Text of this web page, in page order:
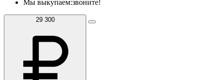
Мы выкупаем:звоните!
29 300